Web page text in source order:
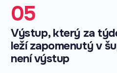
05
Výstup, který za
leží zapomenutý v
není výstup